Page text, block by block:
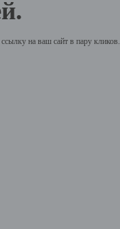
на ваш сайт в пару кликов.